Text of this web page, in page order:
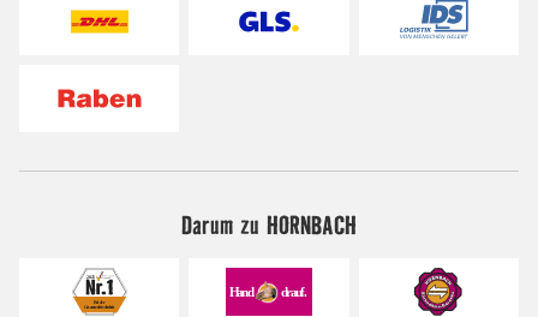
Darum zu HORNBACH